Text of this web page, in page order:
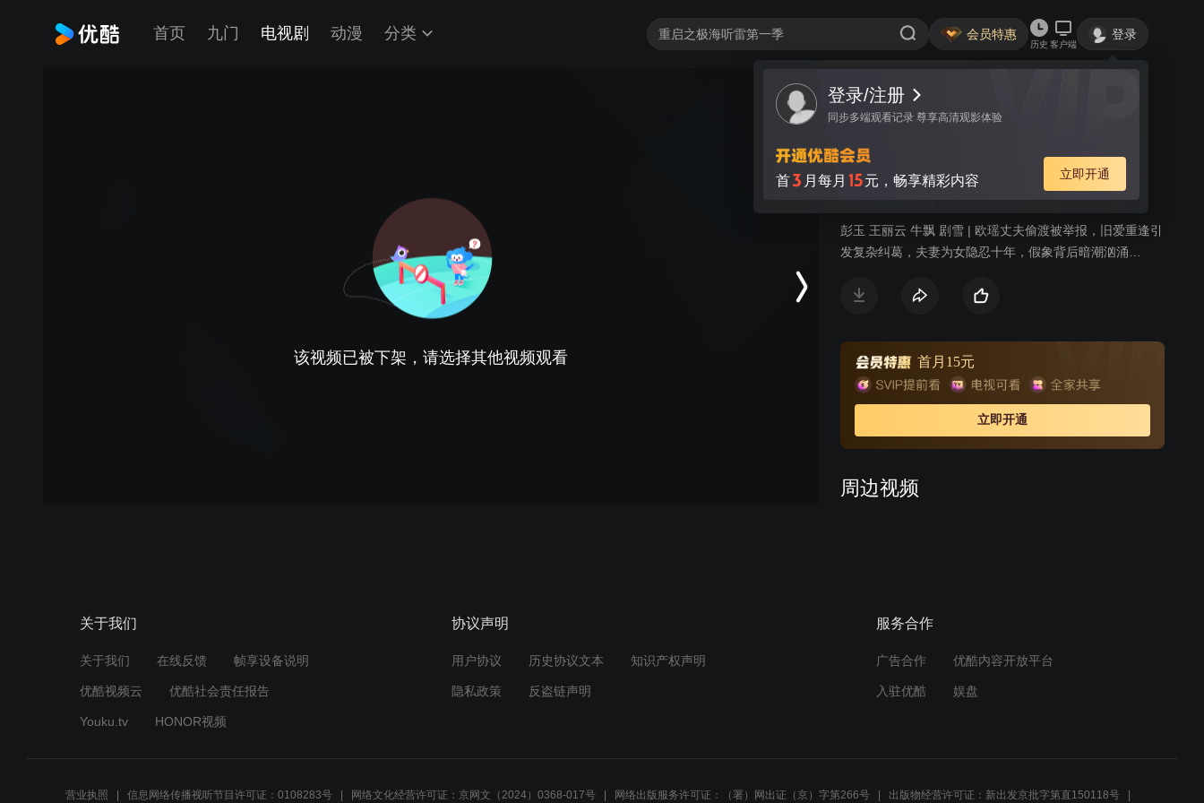
首页 九门 电视剧 动漫 分类 会员特惠
历史 客户端
登录
登录/注册
同步多端观看记录 尊享高清观影体验
首3 月每月 15元，畅享精彩内容 立即开通
该视频已被下架，请选择其他视频观看
视频 讨论
家事无理
中国/2007/纠葛半生放手无爱婚姻
彭玉 王丽云 牛飘 剧雪 | 欧瑶丈夫偷渡被举报，旧爱重逢引
发复杂纠葛，夫妻为女隐忍十年，假象背后暗潮汹涌…
首月15元
立即开通
周边视频
01:06
关于我们
关于我们 在线反馈 帧享设备说明
优酷视频云 优酷社会责任报告
Youku.tv HONOR视频
协议声明
用户协议 历史协议文本 知识产权声明
隐私政策 反盗链声明
服务合作
广告合作 优酷内容开放平台
入驻优酷 娱盘
营业执照 信息网络传播视听节目许可证：0108283号 网络文化经营许可证：京网文（2024）0368-017号 网络出版服务许可证：（署）网出证（京）字第266号 出版物经营许可证：新出发京批字第直150118号